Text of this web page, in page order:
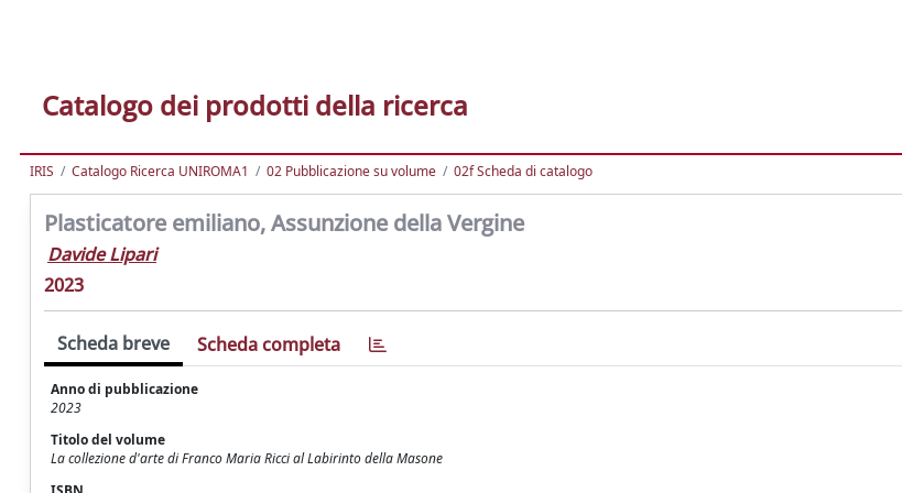
Catalogo dei prodotti della ricerca
IRIS Catalogo Ricerca UNIROMA1 02 Pubblicazione su volume 02f Scheda di catalogo
Plasticatore emiliano, Assunzione della Vergine
Davide Lipari
2023
Scheda breve Scheda completa
Anno di pubblicazione
2023
Titolo del volume
La collezione d'arte di Franco Maria Ricci al Labirinto della Masone